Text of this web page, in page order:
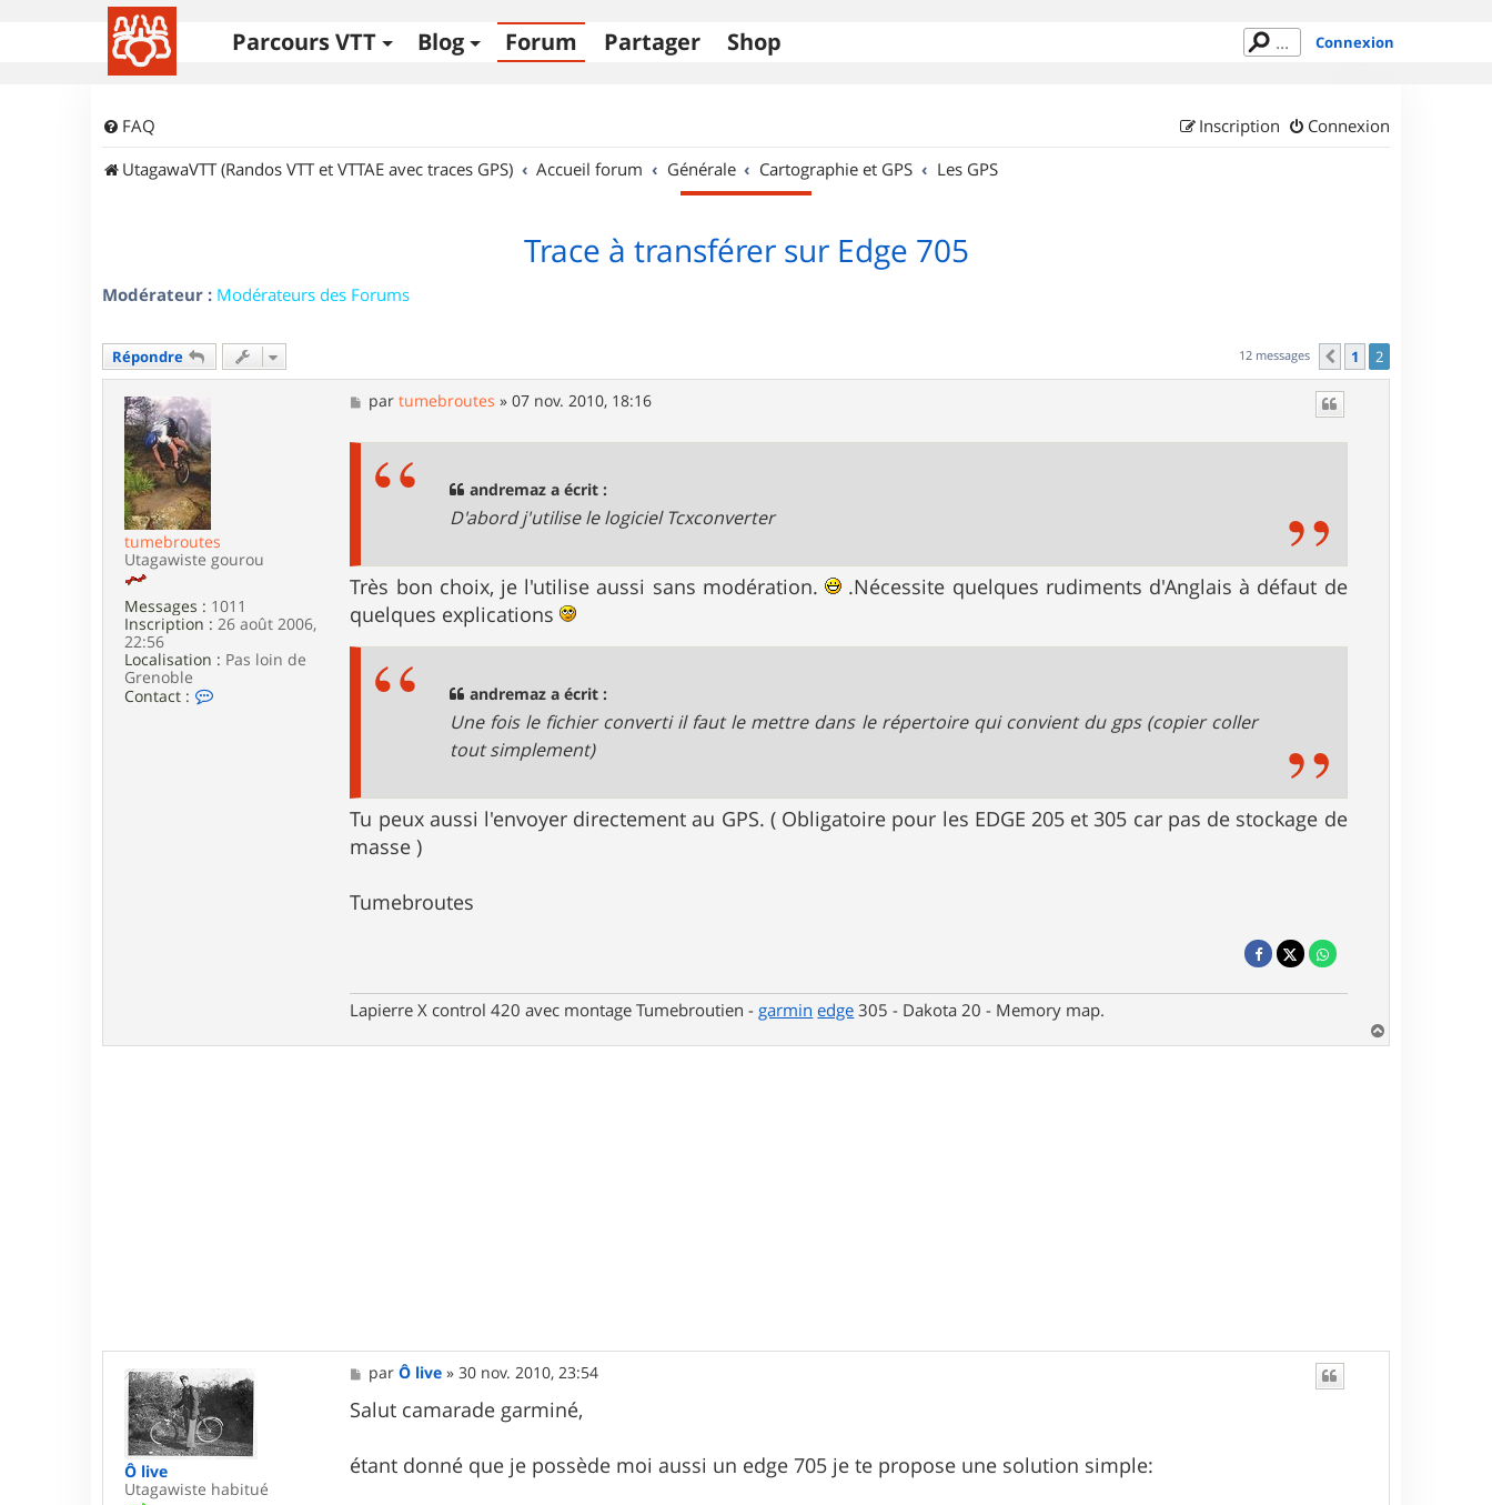
Parcours VTT Blog Forum Partager Shop Connexion
FAQ Connexion
Inscription
UtagawaVTT (Randos VTT et VTTAE avec traces GPS)
Accueil forum Générale Cartographie et GPS Les GPS
Trace à transférer sur Edge 705
Modérateur : Modérateurs des Forums
Répondre 12 messages Précédent
1 2
tumebroutes
Utagawiste gourou
Messages : 1011
Inscription : 26 août 2006,
22:56
Localisation : Pas loin de
Grenoble
Contact :
M
e
partumebroutes »07 nov. 2010, 18:16
andremaz a écrit :
D'abord j'utilise le logiciel Tcxconverter
Très bon choix, je l'utilise aussi sans modération.
.Nécessite quelques rudiments d'Anglais à défaut de
quelques explications
andremaz a écrit :
Une fois le fichier converti il faut le mettre dans le répertoire qui convient du gps (copier coller
tout simplement)
Tu peux aussi l'envoyer directement au GPS. ( Obligatoire pour les EDGE 205 et 305 car pas de stockage de
masse )
Tumebroutes
Lapierre X control 420 avec montage Tumebroutien - garmin edge 305 - Dakota 20 - Memory map.
a
Ô live
Utagawiste habitué
M
e
s
s
g
e
parÔ live »30 nov. 2010, 23:54
Salut camarade garminé,
étant donné que je possède moi aussi un edge 705 je te propose une solution simple: